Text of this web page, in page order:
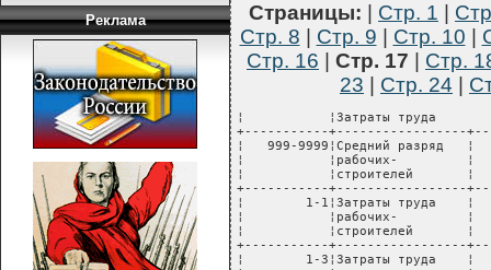
Реклама Страницы: Стр. 1
Стр. 8
Стр. 9 Стр. 10
Стр. 16
Стр. 17
Стр.
23
Стр. 24
¦           ¦Затраты труда                                                              ¦
+-----------+-----------------+----T---------+-------+---------+----------+-------------+
¦   999-9999¦Средний разряд   ¦    ¦         ¦    4,8¦         ¦          ¦             ¦
¦           ¦рабочих-         ¦    ¦         ¦       ¦         ¦          ¦             ¦
¦           ¦строителей       ¦    ¦         ¦       ¦         ¦          ¦             ¦
+-----------+-----------------+----+---------+-------+---------+----------+-------------+
¦        1-1¦Затраты труда    ¦    ¦  чел.-ч ¦     11¦         ¦          ¦             ¦
¦           ¦рабочих-         ¦    ¦         ¦       ¦         ¦          ¦             ¦
¦           ¦строителей       ¦    ¦         ¦       ¦         ¦          ¦             ¦
+-----------+-----------------+----+---------+-------+---------+----------+-------------+
¦        1-3¦Затраты труда    ¦    ¦  чел.-ч ¦   0,04¦         ¦          ¦             ¦
¦           ¦машинистов       ¦    ¦         ¦       ¦         ¦          ¦             ¦
+-----------+-----------------+----+---------+-------+---------+----------+-------------+
¦           ¦Машины и механизмы                                                         ¦
+-----------+-----------------+----T---------+-------+---------+----------+-------------+
¦    М021102¦Краны на         ¦    ¦  маш.-ч ¦   0,02¦    20884¦       418¦             ¦
¦           ¦автомобильном    ¦    ¦         ¦       ¦         ¦          ¦             ¦
¦           ¦ходу 10 т        ¦    ¦         ¦       ¦         ¦          ¦             ¦
+-----------+-----------------+----+---------+-------+---------+----------+-------------+
¦    М400001¦Автомобиль       ¦    ¦  маш.-ч ¦   0,02¦    12064¦       241¦             ¦
¦           ¦бортовой,        ¦    ¦         ¦       ¦         ¦          ¦             ¦
¦           ¦грузоподъемностью¦    ¦         ¦       ¦         ¦          ¦             ¦
¦           ¦до 5 т           ¦    ¦         ¦       ¦         ¦          ¦             ¦
+-----------+-----------------+----+---------+-------+---------+----------+-------------+
¦           ¦Прочие машины    ¦    ¦   руб.  ¦       ¦         ¦      5020¦             ¦
+-----------+-----------------+----+---------+-------+---------+----------+-------------+
¦           ¦Материальные ресурсы, учтенные в прямых затратах                           ¦
+-----------+-----------------+----T---------+-------+---------+----------+-------------+
¦           ¦Прочие материалы ¦ 1  ¦         ¦       ¦         ¦     13405¦          873¦
¦           ¦                 ¦ 2  ¦   руб.  ¦       ¦         ¦     14859¦         2296¦
¦           ¦                 ¦ 3  ¦         ¦       ¦         ¦     13777¦         1237¦
+-----------+-----------------+----+---------+-------+---------+----------+-------------+
¦Ц12-903-4  ¦Арматура для воды и пара на условное давление 10 МПа с ручным приводом,    ¦
¦           ¦диаметр условного прохода 80 мм                                            ¦
¦           ¦(единица измерения - шт)                                                   ¦
+-----------+-----------------+----T---------+-------+---------+----------+-------------+
¦           ¦Прямые затраты,  ¦ 1  ¦         ¦       ¦         ¦     76044¦         1265¦
¦           ¦всего            ¦ 2  ¦   руб.  ¦       ¦         ¦     78150¦         3327¦
¦           ¦                 ¦ 3  ¦         ¦       ¦         ¦     76582¦         1790¦
+-----------+-----------------+----+---------+-------